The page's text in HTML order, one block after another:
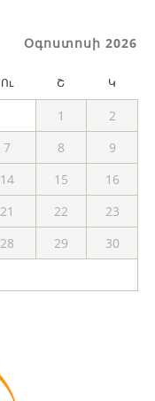
Օգոստոսի 2026
Ու Շ Կ
1
2
7 8
9
14 15
16
21 22
23
28 29
30